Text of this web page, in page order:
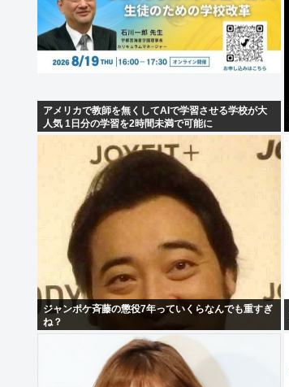
アメリカで教師を無くしてAIで学習させる学校が大
人気 1日分の学習を2時間未満で可能に
ジャンポケ斉藤の懲役7年っていくらなんでも重すぎ
ね？